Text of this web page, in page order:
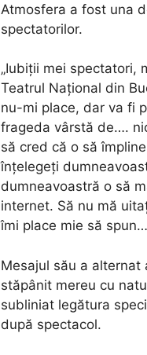
Atmosfera a fost una
spectatorilor.
„Iubiții mei spectatori,
Teatrul Național din
nu-mi place, dar va fi
frageda vârstă de….
să cred că o să
înțelegeți
dumneavoastră o să
internet. Să nu mă
îmi place mie să
Mesajul său a
stăpânit mereu cu
subliniat legătura
după spectacol.